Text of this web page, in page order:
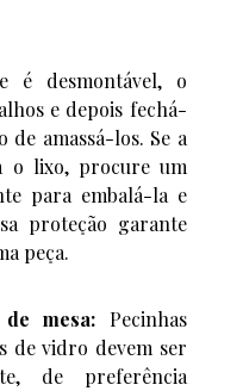
é desmontável, o
e depois fechá-
amassá-los. Se a
o lixo, procure um
para embalá-la e
proteção garante
peça.
mesa: Pecinhas
de vidro devem ser
de preferência